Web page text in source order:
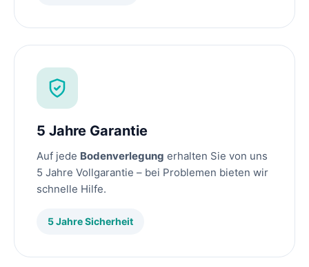
5 Jahre Garantie
Auf jede Bodenverlegung erhalten Sie von uns
5 Jahre Vollgarantie – bei Problemen bieten wir
schnelle Hilfe.
5 Jahre Sicherheit